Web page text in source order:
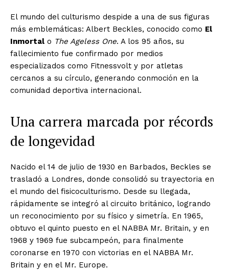
El mundo del culturismo despide a una de sus figuras
más emblemáticas: Albert Beckles, conocido como El
Inmortal o The Ageless One. A los 95 años, su
fallecimiento fue confirmado por medios
especializados como Fitnessvolt y por atletas
cercanos a su círculo, generando conmoción en la
comunidad deportiva internacional.
Una carrera marcada por récords
de longevidad
Nacido el 14 de julio de 1930 en Barbados, Beckles se
trasladó a Londres, donde consolidó su trayectoria en
el mundo del fisicoculturismo. Desde su llegada,
rápidamente se integró al circuito británico, logrando
un reconocimiento por su físico y simetría. En 1965,
obtuvo el quinto puesto en el NABBA Mr. Britain, y en
1968 y 1969 fue subcampeón, para finalmente
coronarse en 1970 con victorias en el NABBA Mr.
Britain y en el Mr. Europe.